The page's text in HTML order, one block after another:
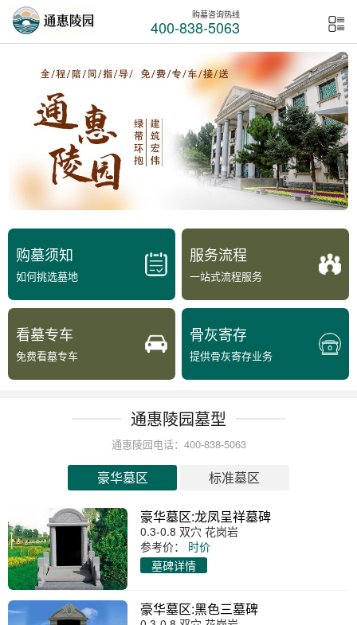
购墓咨询热线
400-838-5063
购墓须知
如何挑选墓地
服务流程
一站式流程服务
看墓专车
免费看墓专车
骨灰寄存
提供骨灰寄存业务
通惠陵园墓型
通惠陵园电话：400-838-5063
豪华墓区 标准墓区
豪华墓区:龙凤呈祥墓碑
0.3-0.8 双穴 花岗岩
参考价：
时价
墓碑详情
豪华墓区:黑色三墓碑